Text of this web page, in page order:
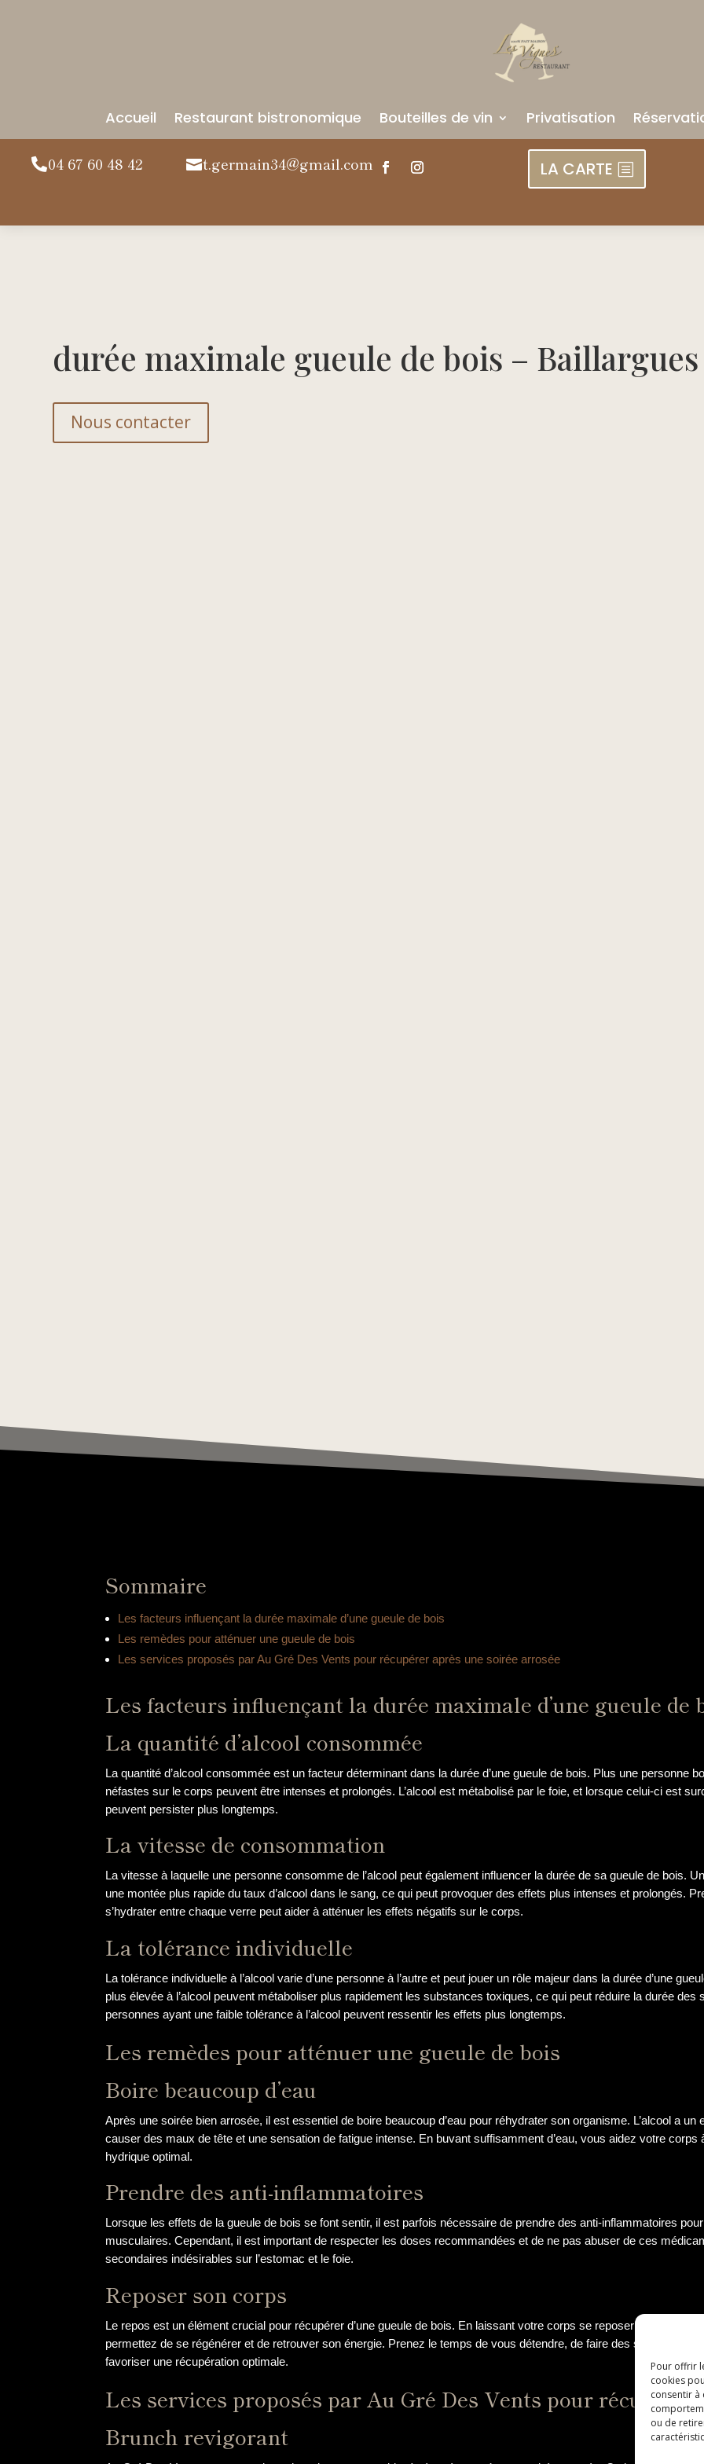
Pour offrir
cookies
consentir à
ou de
Accueil Restaurant bistronomique Bouteilles de vin Privatisation
04 67 60 48 42 t.germain34@gmail.com LA CARTE
durée maximale gueule de bois – Baillargues
Nous contacter
Sommaire
Les facteurs influençant la durée maximale d’une gueule de bois
Les remèdes pour atténuer une gueule de bois
Les services proposés par Au Gré Des Vents pour récupérer après une soirée arrosée
Les facteurs influençant la durée maximale d’une gueule de
La quantité d’alcool consommée
La quantité d’alcool consommée est un facteur déterminant dans la durée d’une gueule de bois. Plus une personne
néfastes sur le corps peuvent être intenses et prolongés. L’alcool est métabolisé par le foie, et lorsque celui-ci est
peuvent persister plus longtemps.
La vitesse de consommation
La vitesse à laquelle une personne consomme de l’alcool peut également influencer la durée de sa gueule de bois.
une montée plus rapide du taux d’alcool dans le sang, ce qui peut provoquer des effets plus intenses et prolongés.
s’hydrater entre chaque verre peut aider à atténuer les effets négatifs sur le corps.
La tolérance individuelle
La tolérance individuelle à l’alcool varie d’une personne à l’autre et peut jouer un rôle majeur dans la durée d’une
plus élevée à l’alcool peuvent métaboliser plus rapidement les substances toxiques, ce qui peut réduire la durée
personnes ayant une faible tolérance à l’alcool peuvent ressentir les effets plus longtemps.
Les remèdes pour atténuer une gueule de bois
Boire beaucoup d’eau
Après une soirée bien arrosée, il est essentiel de boire beaucoup d’eau pour réhydrater son organisme. L’alcool a
causer des maux de tête et une sensation de fatigue intense. En buvant suffisamment d’eau, vous aidez votre
hydrique optimal.
Prendre des anti-inflammatoires
Lorsque les effets de la gueule de bois se font sentir, il est parfois nécessaire de prendre des anti-inflammatoires
musculaires. Cependant, il est important de respecter les doses recommandées et de ne pas abuser de ces
secondaires indésirables sur l’estomac et le foie.
Reposer son corps
Le repos est un élément crucial pour récupérer d’une gueule de bois. En laissant votre corps se reposer et en
permettez de se régénérer et de retrouver son énergie. Prenez le temps de vous détendre, de faire des siestes et
favoriser une récupération optimale.
Les services proposés par Au Gré Des Vents pour
Brunch revigorant